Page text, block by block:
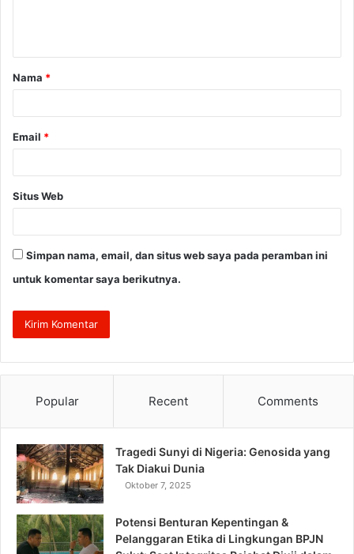
a
r
Nama *
Email *
Situs Web
Simpan nama, email, dan situs web saya pada peramban ini
untuk komentar saya berikutnya.
Popular Recent Comments
Tragedi Sunyi di Nigeria: Genosida yang
Tak Diakui Dunia
Oktober 7, 2025
Potensi Benturan Kepentingan &
Pelanggaran Etika di Lingkungan BPJN